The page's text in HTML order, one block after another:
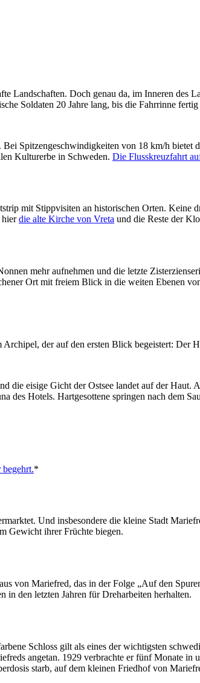
Landschaften. Doch genau da, im Inneren des
Soldaten 20 Jahre lang, bis die Fahrrinne
Spitzengeschwindigkeiten von 18 km/h bietet
Kulturerbe in Schweden. Die Flusskreuzfahrt
mit Stippvisiten an historischen Orten. Keine
hierdie alte Kirche von Vreta und die Reste der
mehr aufnehmen und die letzte
Ort mit freiem Blick in die weiten Ebenen
der auf den ersten Blick begeistert: Der
eisige Gicht der Ostsee landet auf der Haut.
des Hotels. Hartgesottene springen nach dem
*
Und insbesondere die kleine Stadt
Gewicht ihrer Früchte biegen.
von Mariefred, das in der Folge „Auf den
in den letzten Jahren für Dreharbeiten herhalten.
Schloss gilt als eines der wichtigsten
angetan. 1929 verbrachte er fünf Monate in
starb, auf dem kleinen Friedhof von